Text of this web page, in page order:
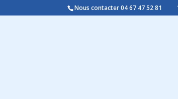
Nous contacter04 67 47 52 81